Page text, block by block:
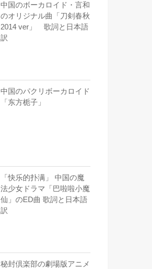
中国のボーカロイド・言和
のオリジナル曲「刀剣春秋
2014 ver」 歌詞と日本語
訳
中国のパクリボーカロイド
「东方栀子」
「快乐的扑满」 中国の魔
法少女ドラマ「巴啦啦小魔
仙」のED曲 歌詞と日本語
訳
秘封倶楽部の劇場版アニメ